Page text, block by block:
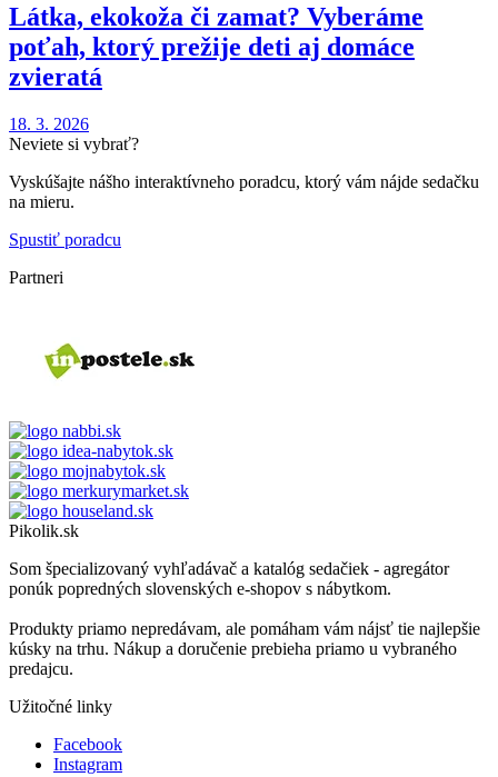
Látka, ekokoža či zamat? Vyberáme
poťah, ktorý prežije deti aj domáce
zvieratá
18. 3. 2026
Neviete si vybrať?
Vyskúšajte nášho interaktívneho poradcu, ktorý vám nájde sedačku
na mieru.
Spustiť poradcu
Partneri
Pikolik.sk
Som špecializovaný vyhľadávač a katalóg sedačiek - agregátor
ponúk popredných slovenských e-shopov s nábytkom.
Produkty priamo nepredávam, ale pomáham vám nájsť tie najlepšie
kúsky na trhu. Nákup a doručenie prebieha priamo u vybraného
predajcu.
Užitočné linky
Facebook
Instagram